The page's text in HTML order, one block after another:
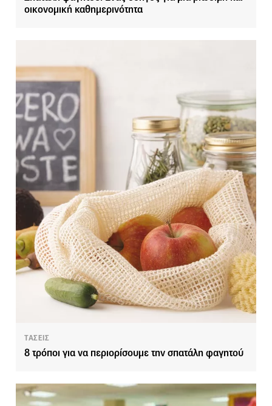
οικονομική καθημερινότητα
ΤΑΣΕΙΣ
8 τρόποι για να περιορίσουμε την σπατάλη φαγητού